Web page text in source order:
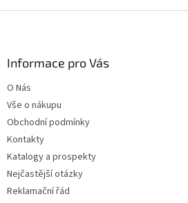
v
Informace pro Vás
O Nás
Vše o nákupu
Obchodní podmínky
Kontakty
Katalogy a prospekty
Nejčastější otázky
Reklamační řád